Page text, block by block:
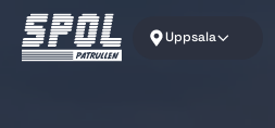
content
Uppsala